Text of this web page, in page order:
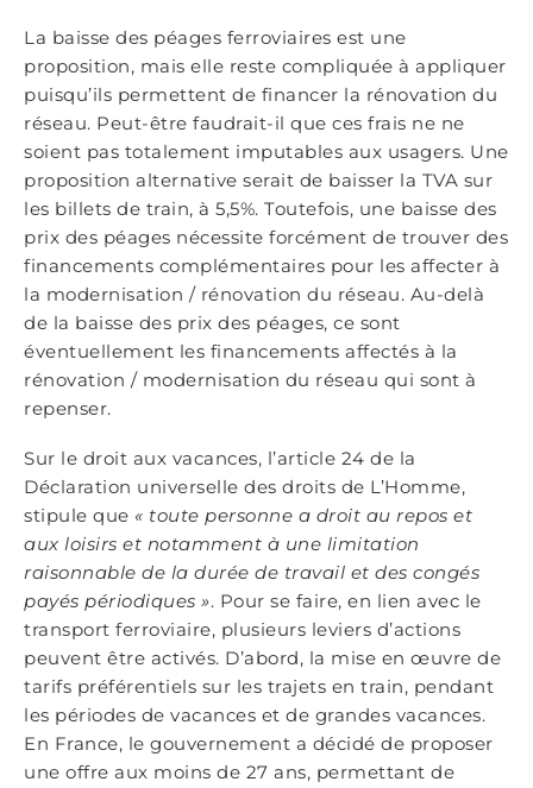
La baisse des péages ferroviaires est une
proposition, mais elle reste compliquée à appliquer
puisqu’ils permettent de financer la rénovation du
réseau. Peut-être faudrait-il que ces frais ne ne
soient pas totalement imputables aux usagers. Une
proposition alternative serait de baisser la TVA sur
les billets de train, à 5,5%. Toutefois, une baisse des
prix des péages nécessite forcément de trouver des
financements complémentaires pour les affecter à
la modernisation / rénovation du réseau. Au-delà
de la baisse des prix des péages, ce sont
éventuellement les financements affectés à la
rénovation / modernisation du réseau qui sont à
repenser.
Sur le droit aux vacances, l’article 24 de la
Déclaration universelle des droits de L’Homme,
stipule que « toute personne a droit au repos et
aux loisirs et notamment à une limitation
raisonnable de la durée de travail et des congés
payés périodiques ». Pour se faire, en lien avec le
transport ferroviaire, plusieurs leviers d’actions
peuvent être activés. D’abord, la mise en œuvre de
tarifs préférentiels sur les trajets en train, pendant
les périodes de vacances et de grandes vacances.
En France, le gouvernement a décidé de proposer
une offre aux moins de 27 ans, permettant de